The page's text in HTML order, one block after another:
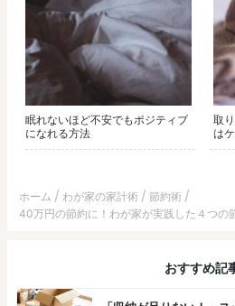
眠れないほど不安でもポジティブ
になれる方法
取
は
ホーム わが家の家計術
節約術
40万円の節約に！わが家が実践した４つの
おすすめ記